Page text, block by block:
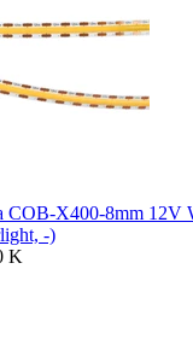
COB-X400-8mm 12V
-)
K